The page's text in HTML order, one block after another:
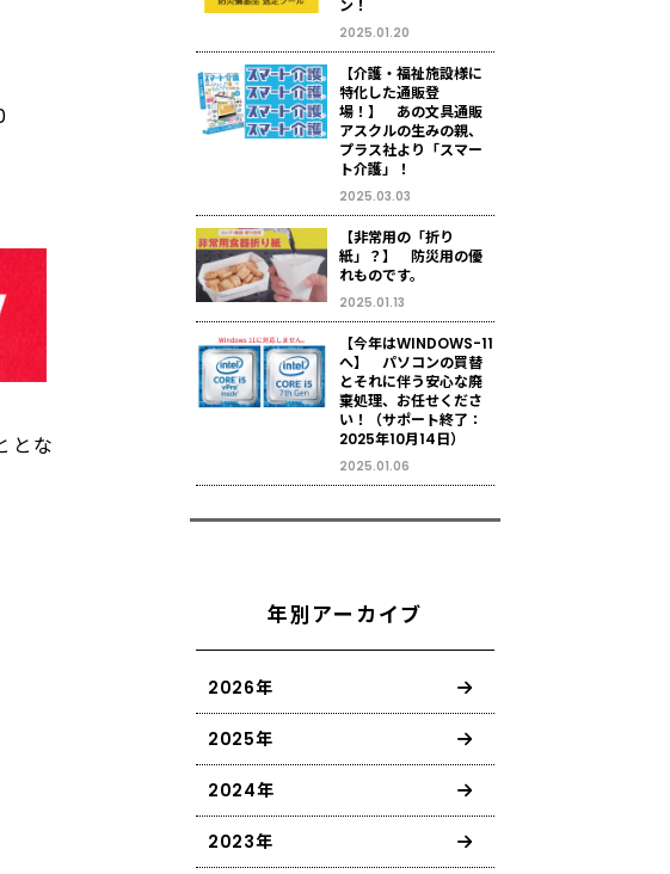
な
ン！
2025.01.20
【介護・福祉施設様に
特化した通販登
場！】 あの文具通販
アスクルの生みの親、
プラス社より「スマー
ト介護」！
2025.03.03
【非常用の「折り
紙」？】 防災用の優
れものです。
2025.01.13
【今年はWINDOWS-11
へ】 パソコンの買替
とそれに伴う安心な廃
棄処理、お任せくださ
い！（サポート終了：
2025年10月14日）
2025.01.06
年別アーカイブ
2026年
2025年
2024年
2023年